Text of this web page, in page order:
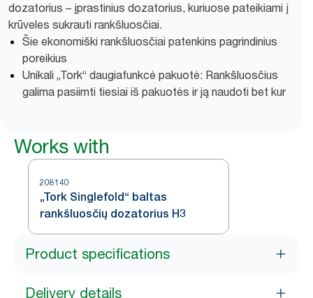
dozatorius – įprastinius dozatorius, kuriuose pateikiami į
krūveles sukrauti rankšluosčiai.
Šie ekonomiški rankšluosčiai patenkins pagrindinius
poreikius
Unikali „Tork“ daugiafunkcė pakuotė: Rankšluosčius
galima pasiimti tiesiai iš pakuotės ir ją naudoti bet kur
Works with
208140
„Tork Singlefold“ baltas
rankšluosčių dozatorius H3
Product specifications
Delivery details